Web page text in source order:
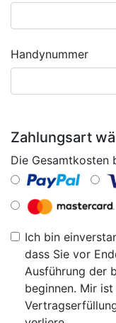
Handynummer
Zahlungsart
Die Gesamtkosten
Ich bin
dass Sie vor
Ausführung der
beginnen. Mir